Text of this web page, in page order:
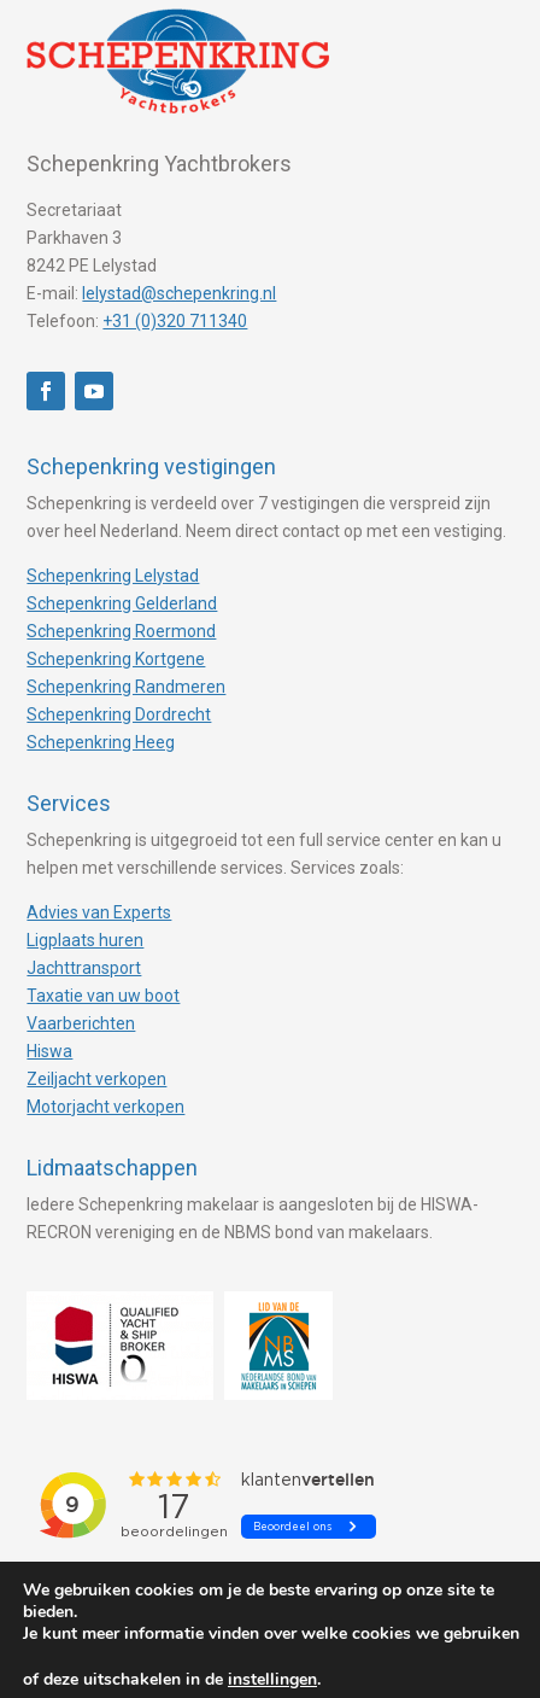
Schepenkring Yachtbrokers
Secretariaat
Parkhaven 3
8242 PE Lelystad
E-mail: lelystad@schepenkring.nl
Telefoon: +31 (0)320 711340
Schepenkring vestigingen
Schepenkring is verdeeld over 7 vestigingen die verspreid zijn
over heel Nederland. Neem direct contact op met een vestiging.
Schepenkring Lelystad
Schepenkring Gelderland
Schepenkring Roermond
Schepenkring Kortgene
Schepenkring Randmeren
Schepenkring Dordrecht
Schepenkring Heeg
Services
Schepenkring is uitgegroeid tot een full service center en kan u
helpen met verschillende services. Services zoals:
Advies van Experts
Ligplaats huren
Jachttransport
Taxatie van uw boot
Vaarberichten
Hiswa
Zeiljacht verkopen
Motorjacht verkopen
Lidmaatschappen
Iedere Schepenkring makelaar is aangesloten bij de HISWA-
RECRON vereniging en de NBMS bond van makelaars.
We gebruiken cookies om je de beste ervaring op onze site te
bieden.
Je kunt meer informatie vinden over welke cookies we gebruiken
of deze uitschakelen in de instellingen.